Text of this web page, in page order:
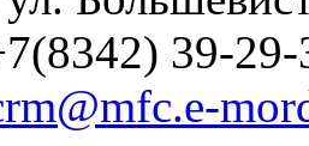
39-29-